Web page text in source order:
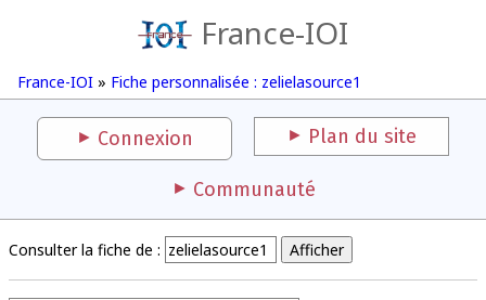
France-IOI
France-IOI » Fiche personnalisée : zelielasource1
Connexion Plan du site
Communauté
Consulter la fiche de :